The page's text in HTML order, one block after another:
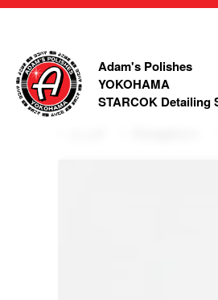
Adam's Polishes
YOKOHAMA
STARCOK Detailing